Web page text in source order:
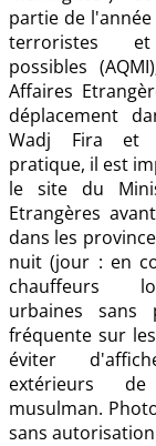
partie de
terroristes et
possibles
Affaires
déplacement
Wadj Fira et
pratique, il est
le site du
Etrangères
dans les
nuit (jour : en
chauffeurs
urbaines sans
fréquente sur
éviter
extérieurs
musulman.
sans